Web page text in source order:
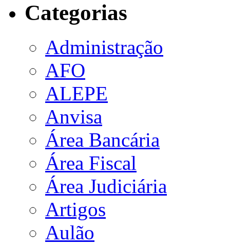
Categorias
Administração
AFO
ALEPE
Anvisa
Área Bancária
Área Fiscal
Área Judiciária
Artigos
Aulão